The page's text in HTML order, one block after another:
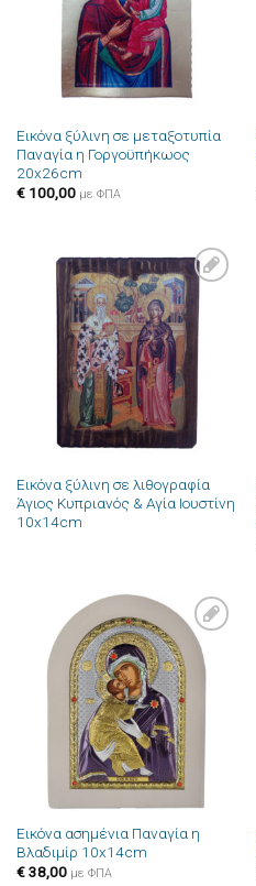
Εικόνα ξύλινη σε μεταξοτυπία
Παναγία η Γοργοϋπήκωος
20x26cm
€100,00 με ΦΠΑ
Πρόσθήκη
στην λίστα
επιθυμιών
Εικόνα ξύλινη σε λιθογραφία
Άγιος Κυπριανός & Αγία Ιουστίνη
10x14cm
Πρόσθήκη
στην λίστα
επιθυμιών
Εικόνα ασημένια Παναγία η
Βλαδιμίρ 10x14cm
€38,00 με ΦΠΑ